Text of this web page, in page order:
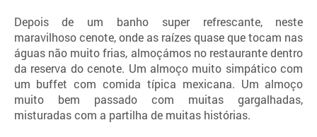
Depois de um banho super refrescante, neste
maravilhoso cenote, onde as raízes quase que tocam nas
águas não muito frias, almoçámos no restaurante dentro
da reserva do cenote. Um almoço muito simpático com
um buffet com comida típica mexicana. Um almoço
muito bem passado com muitas gargalhadas,
misturadas com a partilha de muitas histórias.